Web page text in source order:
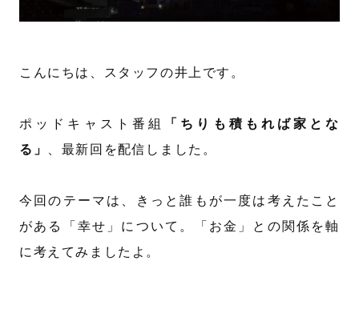
こんにちは、スタッフの井上です。
ポッドキャスト番組
「ちりも積もれば家とな
る」
、最新回を配信しました。
今回のテーマは、きっと誰もが一度は考えたこと
がある「幸せ」について。「お金」との関係を軸
に考えてみましたよ。